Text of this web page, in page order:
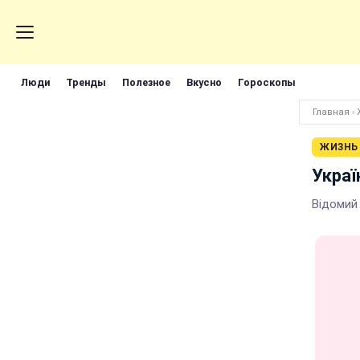
Люди Тренды Полезное Вкусно Гороскопы
Главная ›
ЖИЗНЬ
Відомий